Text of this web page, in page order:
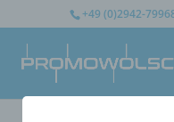
+49 (0)2942-